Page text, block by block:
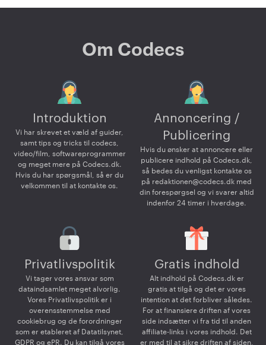
Om Codecs
Introduktion
Vi har skrevet et væld af guider,
samt tips og tricks til codecs,
video/film, softwareprogrammer
og meget mere på Codecs.dk.
Hvis du har spørgsmål, så er du
velkommen til at kontakte os.
Annoncering /
Publicering
Hvis du ønsker at annoncere eller
publicere indhold på Codecs.dk,
så bedes du venligst kontakte os
på redaktionen@codecs.dk med
din forespørgsel og vi svarer altid
indenfor 24 timer i hverdage.
Privatlivspolitik
Vi tager vores ansvar som
dataindsamlet meget alvorlig.
Vores Privatlivspolitik er i
overensstemmelse med
cookiebrug og de forordninger
som er etableret af Datatilsynet,
GDPR og ePR. Du kan tilgå vores
Gratis indhold
Alt indhold på Codecs.dk er
gratis at tilgå og det er vores
intention at det forbliver således.
For at finansiere driften af vores
side indsætter vi fra tid til anden
affiliate-links i vores indhold. Det
er med til at sikre driften af siden,